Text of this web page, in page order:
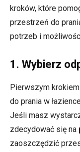
kroków, które
przestrzeń do
potrzeb i
1. Wybierz
Pierwszym
do prania w
Jeśli masz
zdecydować się na
zaoszczędzić